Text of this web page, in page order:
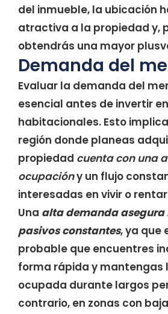
del inmueble, la ubicación
atractiva a la propiedad y,
obtendrás una mayor
Demanda del
Evaluar la demanda del
esencial antes de invertir
habitacionales. Esto
región donde planeas
propiedad cuenta con una
ocupacióny un flujo
interesadas en vivir o
Una alta demanda asegura
pasivos constantes, ya que
probable que encuentres
forma rápida y mantengas
ocupada durante largos
contrario, en zonas con